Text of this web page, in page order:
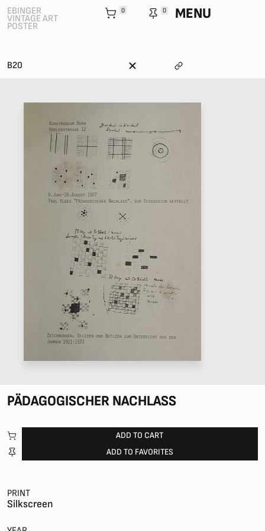
EBINGER
VINTAGE ART
POSTER
0 0 MENU
B20
PÄDAGOGISCHER NACHLASS
ADD TO CART
ADD TO FAVORITES
PRINT
Silkscreen